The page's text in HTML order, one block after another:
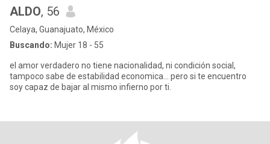
ALDO, 56
Celaya, Guanajuato, México
Buscando: Mujer 18 - 55
el amor verdadero no tiene nacionalidad, ni condición social,
tampoco sabe de estabilidad economica... pero si te encuentro
soy capaz de bajar al mismo infierno por ti.